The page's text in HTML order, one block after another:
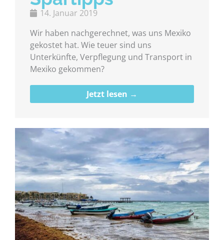
14. Januar 2019
Wir haben nachgerechnet, was uns Mexiko
gekostet hat. Wie teuer sind uns
Unterkünfte, Verpflegung und Transport in
Mexiko gekommen?
Jetzt lesen →